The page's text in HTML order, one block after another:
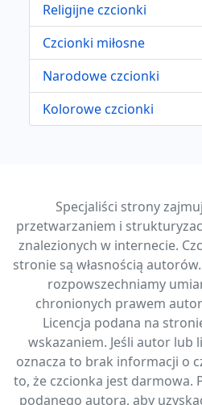
Religijne czcionki
Czcionki miłosne
Narodowe czcionki
Kolorowe czcionki
Specjaliści strony
przetwarzaniem i
znalezionych w internecie.
stronie są własnością
rozpowszechniamy
chronionych prawem
Licencja podana na
wskazaniem. Jeśli autor lub
oznacza to brak informacji o
to, że czcionka jest darmowa.
podanego autora, aby